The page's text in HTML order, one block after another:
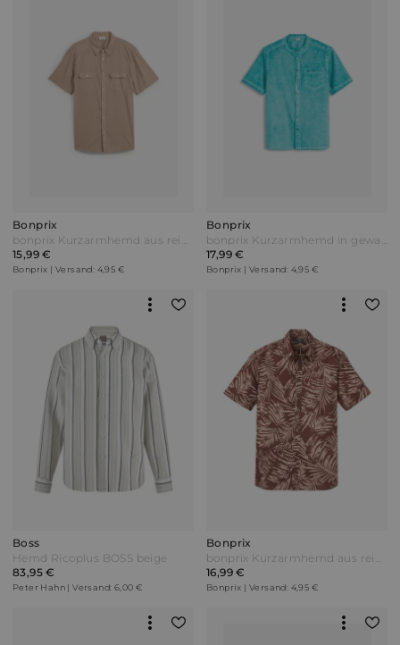
Bonprix
bonprix Kurzarmhemd aus reiner Baumwolle Braun
15,99 €
Bonprix | Versand: 4,95 €
Bonprix
bonprix Kurzarmhemd in gewaschener Optik Grün
17,99 €
Bonprix | Versand: 4,95 €
Boss
Hemd Ricoplus BOSS beige
83,95 €
Peter Hahn | Versand: 6,00 €
Bonprix
bonprix Kurzarmhemd aus reiner Baumwolle Braun
16,99 €
Bonprix | Versand: 4,95 €